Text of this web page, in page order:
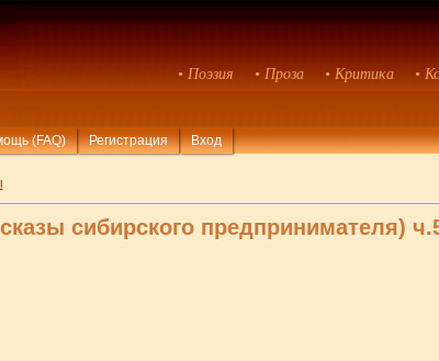
• Поэзия • Проза • Критика •
(FAQ) Регистрация Вход
сибирского предпринимателя)